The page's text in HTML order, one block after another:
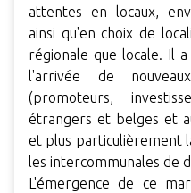
attentes en locaux,
ainsi qu'en choix de
régionale que locale. Il
l'arrivée de
(promoteurs,
étrangers et belges et
et plus particulièrement
les intercommunales de
L'émergence de ce